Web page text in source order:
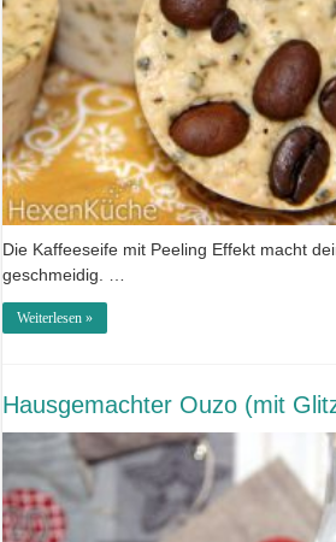
Die Kaffeeseife mit Peeling Effekt macht
geschmeidig. …
Weiterlesen »
Hausgemachter Ouzo (mit